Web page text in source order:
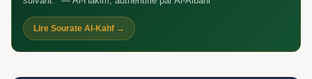
Lire Sourate Al-Kahf →